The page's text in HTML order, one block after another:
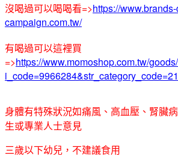
沒喝過可以喝喝看=>https://
campaign.com.tw/
有喝過可以這裡買
=>https://www.momoshop.com.tw/
身體有特殊狀況如痛風、高血壓、腎臟
生或專業人士意見
三歲以下幼兒，不建議食用